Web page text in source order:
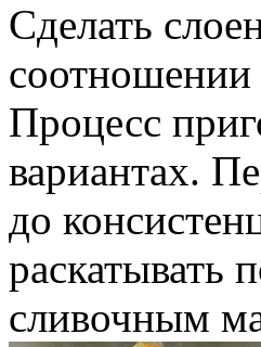
Сделать
соотношении
Процесс
вариантах.
до
раскатывать
сливочным